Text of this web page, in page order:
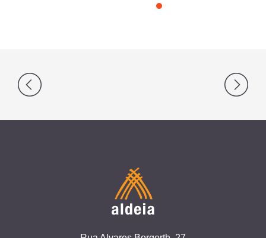
Navegação
Post